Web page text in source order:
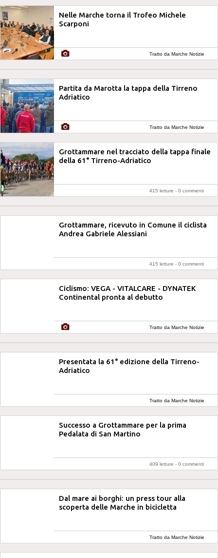
Nelle Marche torna il Trofeo Michele
Scarponi
Tratto da Marche Notizie
Partita da Marotta la tappa della Tirreno
Adriatico
Tratto da Marche Notizie
Grottammare nel tracciato della tappa finale
della 61° Tirreno-Adriatico
415 letture - 0 commenti
Grottammare, ricevuto in Comune il ciclista
Andrea Gabriele Alessiani
415 letture - 0 commenti
Ciclismo: VEGA - VITALCARE - DYNATEK
Continental pronta al debutto
Tratto da Marche Notizie
Presentata la 61° edizione della Tirreno-
Adriatico
Tratto da Marche Notizie
Successo a Grottammare per la prima
Pedalata di San Martino
409 letture - 0 commenti
Dal mare ai borghi: un press tour alla
scoperta delle Marche in bicicletta
Tratto da Marche Notizie